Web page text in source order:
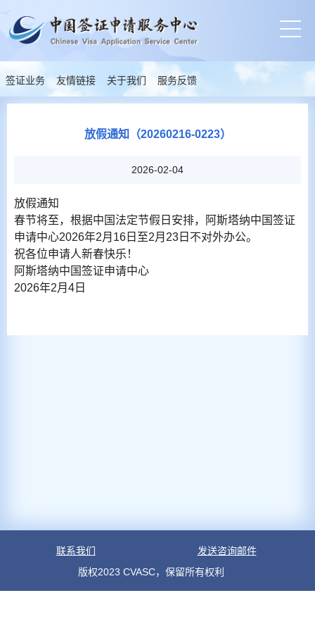
签证业务 友情链接 关于我们 服务反馈
放假通知（20260216-0223）
2026-02-04
放假通知
春节将至，根据中国法定节假日安排，阿斯塔纳中国签证
申请中心2026年2月16日至2月23日不对外办公。
祝各位申请人新春快乐！
阿斯塔纳中国签证申请中心
2026年2月4日
联系我们
发送咨询邮件
版权2023 CVASC，保留所有权利